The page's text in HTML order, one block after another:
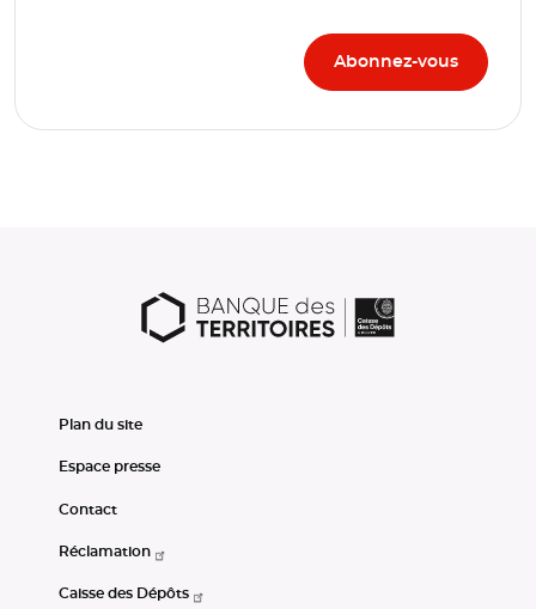
Plan du site
Espace presse
Contact
Réclamation
Caisse des Dépôts